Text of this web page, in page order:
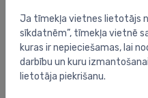
Ja tīmekļa vietnes lietotājs
sīkdatnēm”, tīmekļa vietnē
kuras ir nepieciešamas, lai
darbību un kuru
lietotāja piekrišanu.